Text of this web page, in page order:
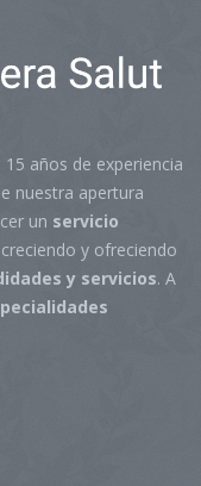
años de experiencia
nuestra apertura
un servicio
y ofreciendo
y servicios. A